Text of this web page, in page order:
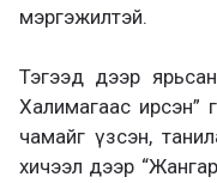
мэргэжилтэй.
Тэгээд дээр
Халимагаас ирсэн”
чамайг үзсэн,
хичээл дээр